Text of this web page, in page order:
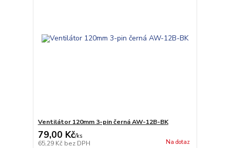
Ventilátor 120mm 3-pin černá AW-12B-BK
79,00 Kč/ks
65,29 Kč bez DPH Na dotaz